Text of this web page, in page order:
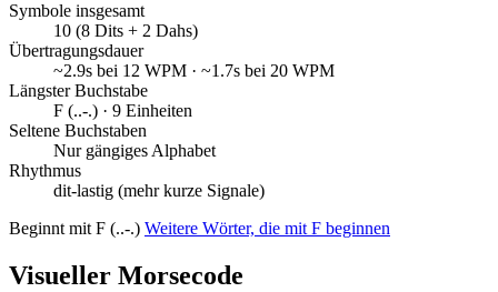
Symbole insgesamt
10 (8 Dits + 2 Dahs)
Übertragungsdauer
~2.9s bei 12 WPM · ~1.7s bei 20 WPM
Längster Buchstabe
F (..-.) · 9 Einheiten
Seltene Buchstaben
Nur gängiges Alphabet
Rhythmus
dit-lastig (mehr kurze Signale)
Beginnt mit F (..-.) Weitere Wörter, die mit F beginnen
Visueller Morsecode